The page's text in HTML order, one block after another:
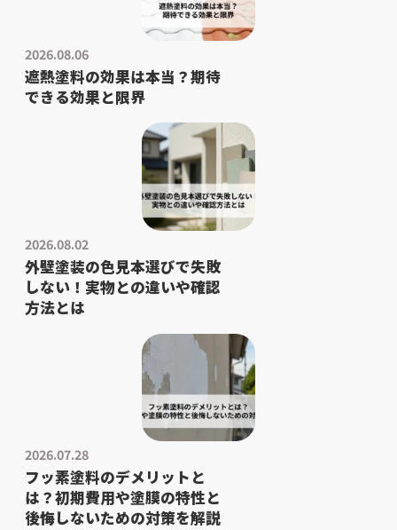
2026.08.06
遮熱塗料の効果は本当？期待
できる効果と限界
2026.08.02
外壁塗装の色見本選びで失敗
しない！実物との違いや確認
方法とは
2026.07.28
フッ素塗料のデメリットと
は？初期費用や塗膜の特性と
後悔しないための対策を解説